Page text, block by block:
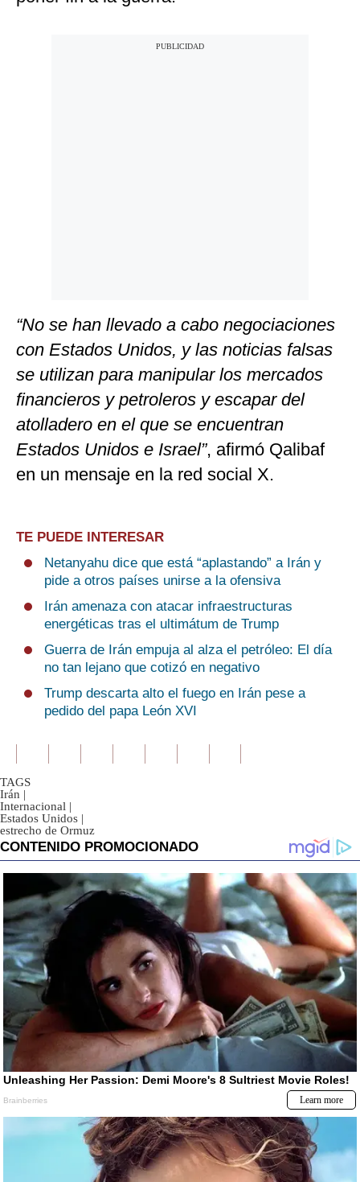
“No se han llevado a cabo negociaciones
con Estados Unidos, y las noticias falsas
se utilizan para manipular los mercados
financieros y petroleros y escapar del
atolladero en el que se encuentran
Estados Unidos e Israel”, afirmó Qalibaf
en un mensaje en la red social X.
TE PUEDE INTERESAR
Netanyahu dice que está “aplastando” a Irán y
pide a otros países unirse a la ofensiva
Irán amenaza con atacar infraestructuras
energéticas tras el ultimátum de Trump
Guerra de Irán empuja al alza el petróleo: El día
no tan lejano que cotizó en negativo
Trump descarta alto el fuego en Irán pese a
pedido del papa León XVI
TAGS
Irán |
Internacional |
Estados Unidos |
estrecho de Ormuz